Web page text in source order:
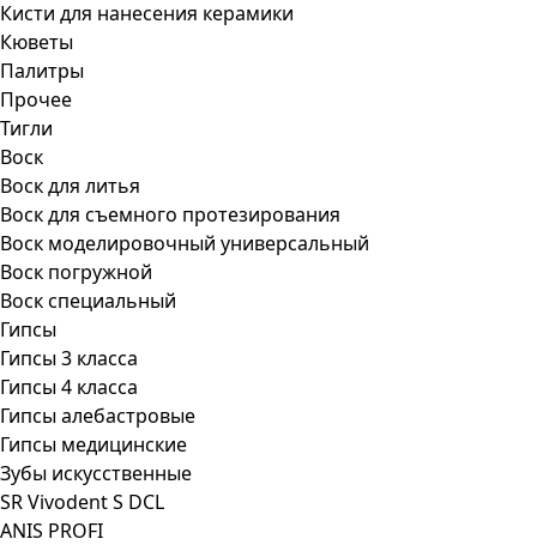
Кисти для нанесения керамики
Кюветы
Палитры
Прочее
Тигли
Воск
Воск для литья
Воск для съемного протезирования
Воск моделировочный универсальный
Воск погружной
Воск специальный
Гипсы
Гипсы 3 класса
Гипсы 4 класса
Гипсы алебастровые
Гипсы медицинские
Зубы искусственные
SR Vivodent S DCL
ANIS PROFI